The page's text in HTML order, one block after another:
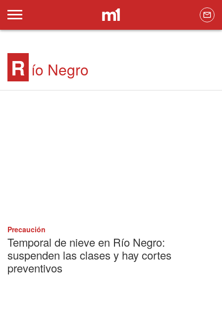
R ío Negro
Precaución
Temporal de nieve en Río Negro:
suspenden las clases y hay cortes
preventivos